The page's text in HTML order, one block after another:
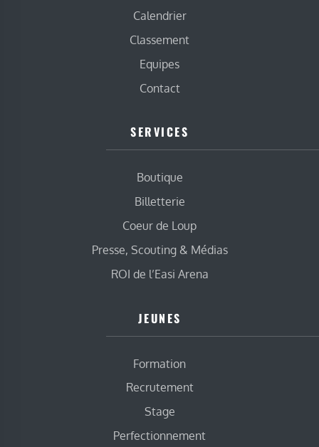
Calendrier
Classement
Equipes
Contact
SERVICES
Boutique
Billetterie
Coeur de Loup
Presse, Scouting & Médias
ROI de l’Easi Arena
JEUNES
Formation
Recrutement
Stage
Perfectionnement